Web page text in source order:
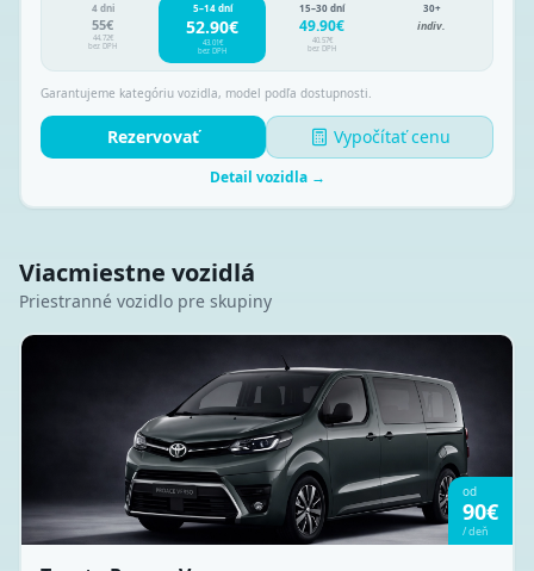
4 dni
55€
44.72€
bez DPH
5–14 dní
52.90€
43.01€
bez DPH
15–30 dní
49.90€
40.57€
bez DPH
30+
indiv.
Garantujeme kategóriu vozidla, model podľa dostupnosti.
Rezervovať Vypočítať cenu
Detail vozidla →
Viacmiestne vozidlá
Priestranné vozidlo pre skupiny
od
90€
/deň